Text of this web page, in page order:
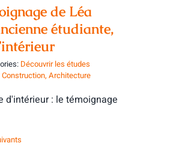
de Léa
étudiante,
Découvrir les études
Construction, Architecture
d'intérieur : le témoignage